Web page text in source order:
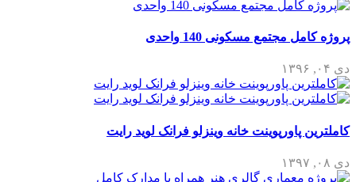
پروژه کامل مجتمع مسکونی 140 واحدی
دی ۰۴, ۱۳۹۶
کاملترین پاورپوینت خانه وینزلو فرانک لوید رایت
دی ۰۸, ۱۳۹۷